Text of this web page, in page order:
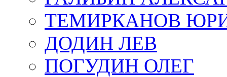
ТЕМИРКАНОВ
ДОДИН ЛЕВ
ПОГУДИН ОЛЕГ